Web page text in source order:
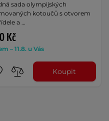
sada olympijských
kotoučů s otvorem
a …
Kč
– 11.8. u Vás
Koupit